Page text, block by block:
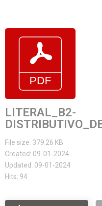
LITERAL_B2-
File size: 379.26 KB
Created: 09-01-2024
Updated: 09-01-2024
Hits: 94